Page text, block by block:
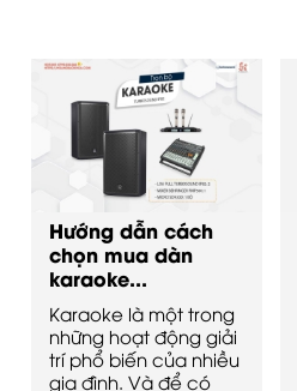
Hướng dẫn cách
chọn mua dàn
karaoke...
Karaoke là một trong
những hoạt động giải
trí phổ biến của nhiều
gia đình. Và để có